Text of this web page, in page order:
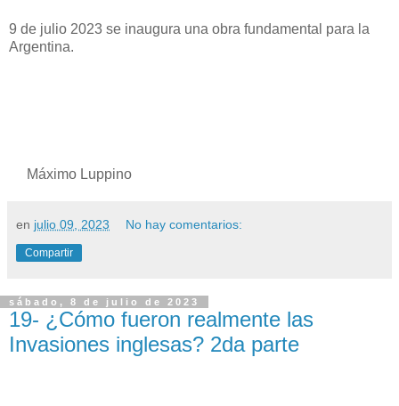
9 de julio 2023 se inaugura una obra fundamental para la
Argentina.
Máximo Luppino
en julio 09, 2023 No hay comentarios:
Compartir
sábado, 8 de julio de 2023
19- ¿Cómo fueron realmente las
Invasiones inglesas? 2da parte